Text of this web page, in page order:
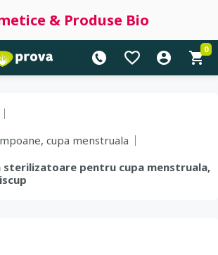
& Produse Bio
0
cupa menstruala
sterilizatoare pentru cupa menstruala,